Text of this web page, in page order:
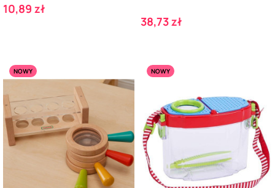
Cena
10,89 zł
Cena
38,73 zł
NOWY NOWY